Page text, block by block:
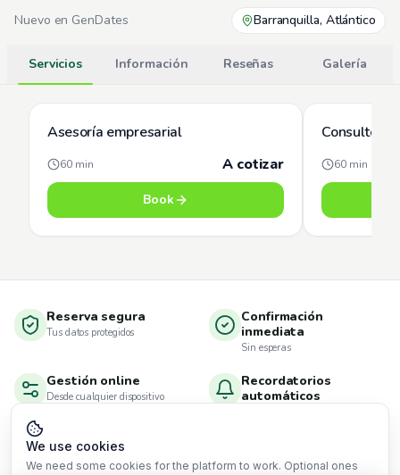
We use cookies
We need some cookies for the platform to work. Optional ones
Nuevo en GenDates
Barranquilla, Atlántico
Servicios Información Reseñas Galería
Asesoría empresarial
60min A cotizar
Book
Consultoría
60 min
Reserva segura
Tus datos protegidos
Confirmación
inmediata
Sin esperas
Gestión online
Desde cualquier dispositivo
Recordatorios
automáticos